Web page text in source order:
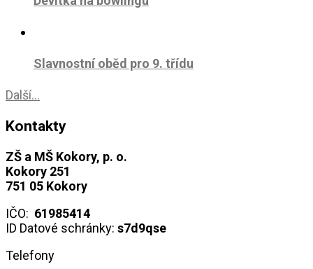
Slavnostní oběd pro 9. třídu
Další...
Kontakty
ZŠ a MŠ Kokory, p. o.
Kokory 251
751 05 Kokory
IČO: 61985414
ID Datové schránky: s7d9qse
Telefony